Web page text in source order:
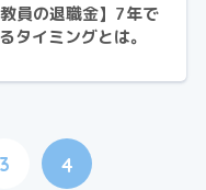
員の退職金】7年で
イミングとは。
3 4